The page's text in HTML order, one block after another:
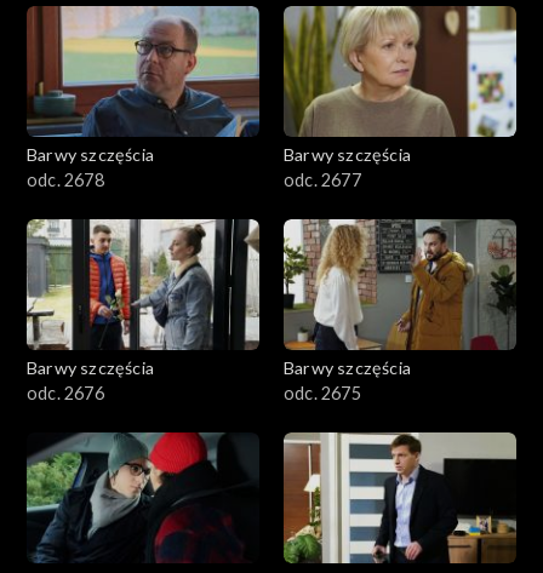
Barwy szczęścia
odc. 2678
Barwy szczęścia
odc. 2677
Barwy szczęścia
odc. 2676
Barwy szczęścia
odc. 2675